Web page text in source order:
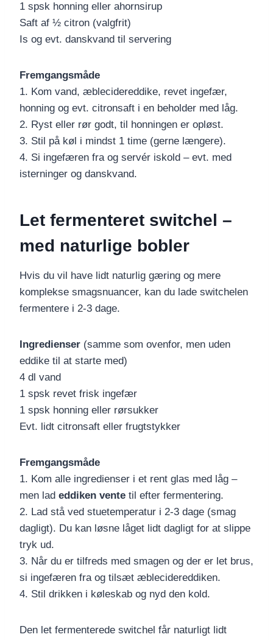
1 spsk honning eller ahornsirup
Saft af ½ citron (valgfrit)
Is og evt. danskvand til servering
Fremgangsmåde
1. Kom vand, æblecidereddike, revet ingefær,
honning og evt. citronsaft i en beholder med låg.
2. Ryst eller rør godt, til honningen er opløst.
3. Stil på køl i mindst 1 time (gerne længere).
4. Si ingefæren fra og servér iskold – evt. med
isterninger og danskvand.
Let fermenteret switchel –
med naturlige bobler
Hvis du vil have lidt naturlig gæring og mere
komplekse smagsnuancer, kan du lade switchelen
fermentere i 2-3 dage.
Ingredienser (samme som ovenfor, men uden
eddike til at starte med)
4 dl vand
1 spsk revet frisk ingefær
1 spsk honning eller rørsukker
Evt. lidt citronsaft eller frugtstykker
Fremgangsmåde
1. Kom alle ingredienser i et rent glas med låg –
men lad eddiken vente til efter fermentering.
2. Lad stå ved stuetemperatur i 2-3 dage (smag
dagligt). Du kan løsne låget lidt dagligt for at slippe
tryk ud.
3. Når du er tilfreds med smagen og der er let brus,
si ingefæren fra og tilsæt æblecidereddiken.
4. Stil drikken i køleskab og nyd den kold.
Den let fermenterede switchel får naturligt lidt